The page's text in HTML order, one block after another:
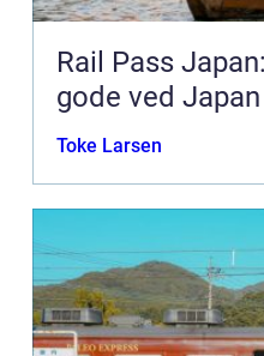
Rail Pass
gode ved Japan
Toke Larsen